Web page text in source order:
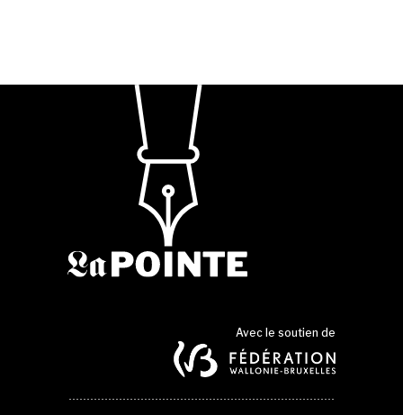
Avec le soutien de